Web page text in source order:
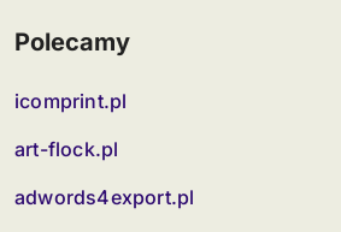
Polecamy
icomprint.pl
art-flock.pl
adwords4export.pl